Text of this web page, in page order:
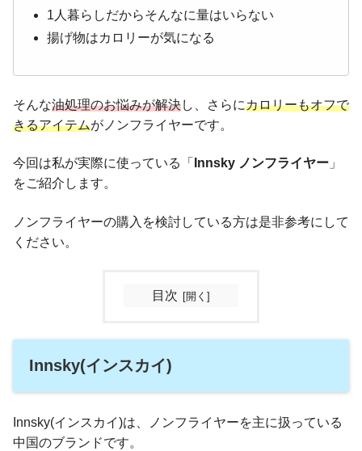
1人暮らしだからそんなに量はいらない
揚げ物はカロリーが気になる
そんな油処理のお悩みが解決し、さらにカロリーもオフで
きるアイテムがノンフライヤーです。
今回は私が実際に使っている「 Innsky ノンフライヤー 」
をご紹介します。
ノンフライヤーの購入を検討している方は是非参考にして
ください。
目次
Innsky(インスカイ)
Innsky(インスカイ)は、ノンフライヤーを主に扱っている
中国のブランドです。